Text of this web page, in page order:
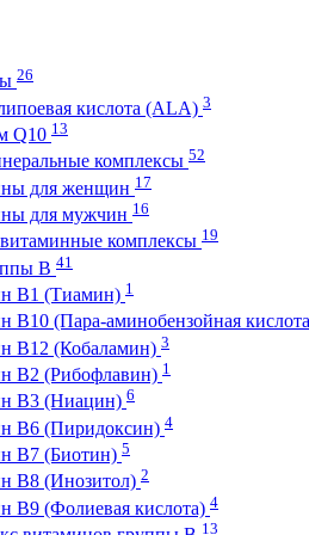
26
кислота (ALA) 3
Q10 13
комплексы 52
для женщин 17
для мужчин 16
комплексы 19
В 41
B1 (Тиамин) 1
B10 (Пара-аминобензойная
B12 (Кобаламин) 3
B2 (Рибофлавин) 1
B3 (Ниацин) 6
B6 (Пиридоксин) 4
B7 (Биотин) 5
B8 (Инозитол) 2
B9 (Фолиевая кислота) 4
13